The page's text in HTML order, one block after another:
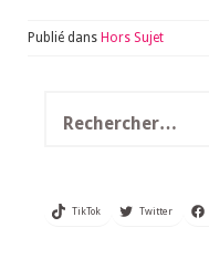
Publié dans Hors Sujet
TikTok Twitter